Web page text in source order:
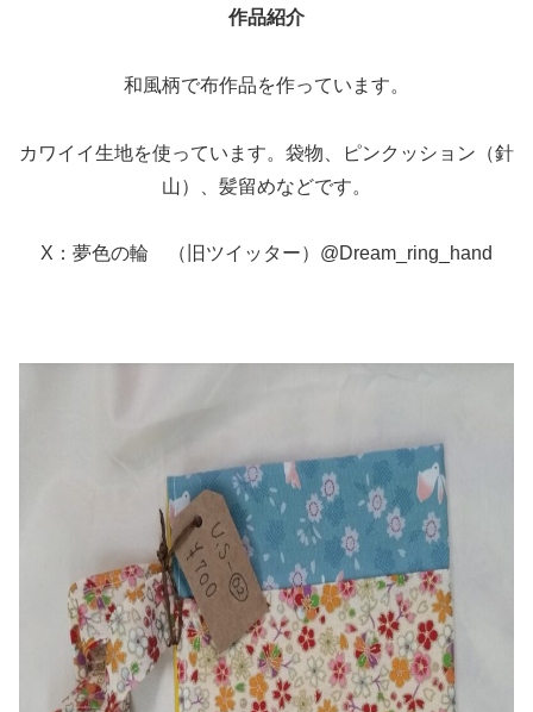
作品紹介
和風柄で布作品を作っています。
カワイイ生地を使っています。袋物、ピンクッション（針
山）、髪留めなどです。
X：夢色の輪 （旧ツイッター）@Dream_ring_hand